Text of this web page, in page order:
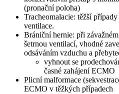
(pronační poloha)
Tracheomalacie: těžší
ventilace.
Brániční hernie: při
šetrnou ventilací, vhodné
odsáváním vzduchu a
vyhnout se
časné zahájení ECMO
Plicní malformace
ECMO v těžkých případech